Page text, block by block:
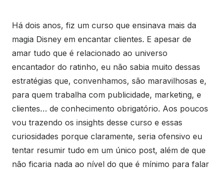
Há dois anos, fiz um curso que ensinava mais da
magia Disney em encantar clientes. E apesar de
amar tudo que é relacionado ao universo
encantador do ratinho, eu não sabia muito dessas
estratégias que, convenhamos, são maravilhosas e,
para quem trabalha com publicidade, marketing, e
clientes… de conhecimento obrigatório. Aos poucos
vou trazendo os insights desse curso e essas
curiosidades porque claramente, seria ofensivo eu
tentar resumir tudo em um único post, além de que
não ficaria nada ao nível do que é mínimo para falar